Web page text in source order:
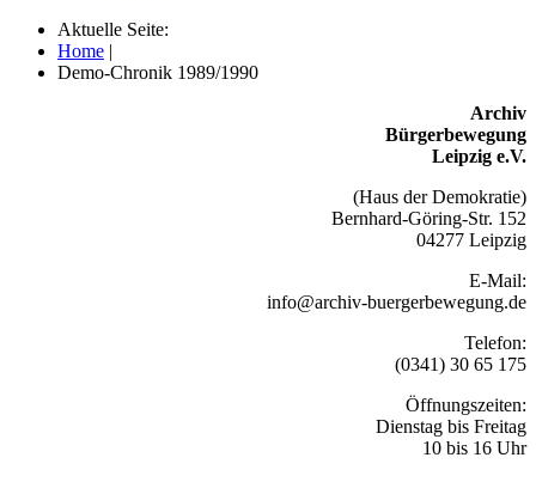
Aktuelle Seite:
Home |
Demo-Chronik 1989/1990
Archiv
Bürgerbewegung
Leipzig e.V.
(Haus der Demokratie)
Bernhard-Göring-Str. 152
04277 Leipzig
E-Mail:
info@archiv-buergerbewegung.de
Telefon:
(0341) 30 65 175
Öffnungszeiten:
Dienstag bis Freitag
10 bis 16 Uhr